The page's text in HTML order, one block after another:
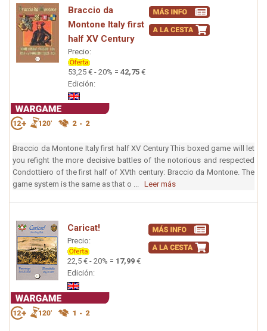
Braccio da
Montone Italy first
half XV Century
Precio:
53,25 € - 20% = 42,75 €
Edición:
Braccio da Montone Italy first half XV Century This boxed game will let
you refight the more decisive battles of the notorious and respected
Condottiero of the first half of XVth century: Braccio da Montone. The
game system is the same as that o ... Leer más
Caricat!
Precio:
22,5 € - 20% = 17,99 €
Edición: